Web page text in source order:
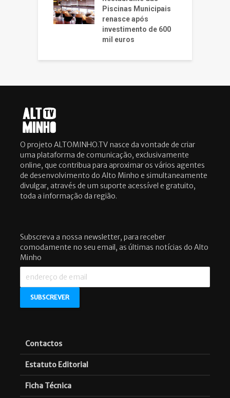
Piscinas Municipais
renasce após
investimento de 600
mil euros
O projeto ALTOMINHO.TV nasce da vontade de criar
uma plataforma de comunicação, exclusivamente
online, que contribua para aproximar os vários agentes
de desenvolvimento do Alto Minho e simultaneamente
divulgar, através de um suporte acessível e gratuito,
toda a informação da região.
Subscreva a nossa newsletter, para receber
comodamente no seu email, as últimas notícias do Alto
Minho
Contactos
Estatuto Editorial
Ficha Técnica